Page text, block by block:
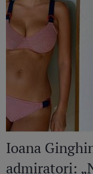
Ioana
admiratori: